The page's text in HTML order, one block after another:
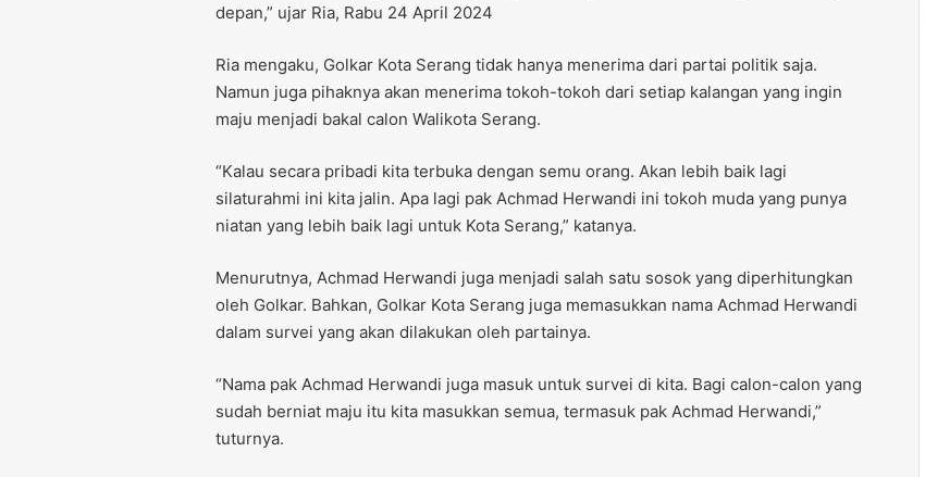
depan,” ujar Ria, Rabu 24 April 2024
Ria mengaku, Golkar Kota Serang tidak hanya menerima dari partai politik saja.
Namun juga pihaknya akan menerima tokoh-tokoh dari setiap kalangan yang ingin
maju menjadi bakal calon Walikota Serang.
“Kalau secara pribadi kita terbuka dengan semu orang. Akan lebih baik lagi
silaturahmi ini kita jalin. Apa lagi pak Achmad Herwandi ini tokoh muda yang punya
niatan yang lebih baik lagi untuk Kota Serang,” katanya.
Menurutnya, Achmad Herwandi juga menjadi salah satu sosok yang diperhitungkan
oleh Golkar. Bahkan, Golkar Kota Serang juga memasukkan nama Achmad Herwandi
dalam survei yang akan dilakukan oleh partainya.
“Nama pak Achmad Herwandi juga masuk untuk survei di kita. Bagi calon-calon yang
sudah berniat maju itu kita masukkan semua, termasuk pak Achmad Herwandi,”
tuturnya.